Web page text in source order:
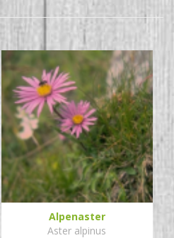
Alpenaster
Aster alpinus